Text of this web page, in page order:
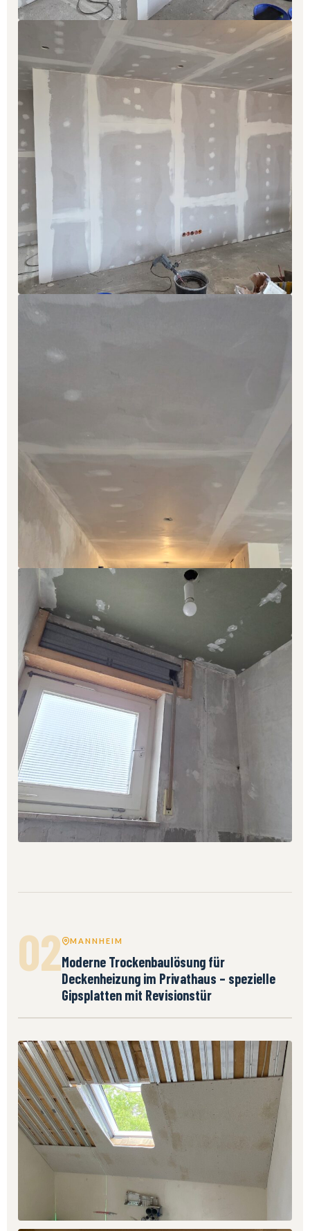
02 MANNHEIM
Moderne Trockenbaulösung für
Deckenheizung im Privathaus – spezielle
Gipsplatten mit Revisionstür